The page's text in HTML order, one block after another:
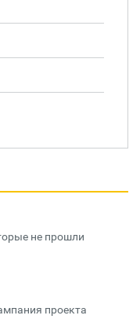
не прошли
проекта